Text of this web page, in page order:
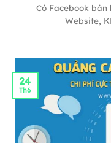
Có Facebook
Website,
24
Th6